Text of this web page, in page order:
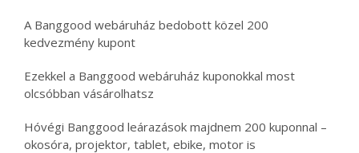
A Banggood webáruház bedobott közel 200
kedvezmény kupont
Ezekkel a Banggood webáruház kuponokkal most
olcsóbban vásárolhatsz
Hóvégi Banggood leárazások majdnem 200 kuponnal –
okosóra, projektor, tablet, ebike, motor is